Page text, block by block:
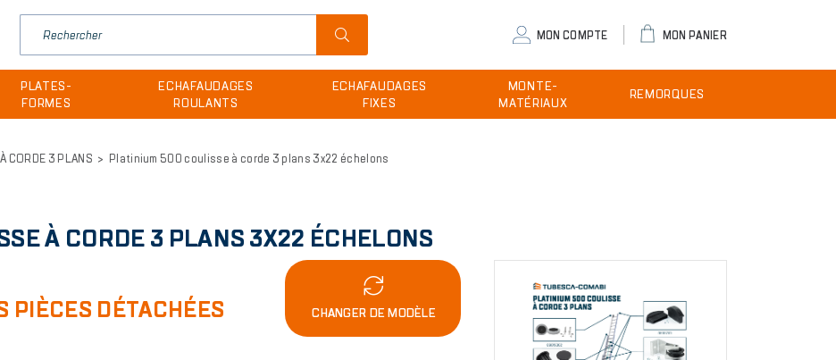
user
menu
MON COMPTE MON PANIER
PLATES-
FORMES
ECHAFAUDAGES
ROULANTS
ECHAFAUDAGES
FIXES
MONTE-
MATÉRIAUX
REMORQUES
CORDE 3 PLANS Platinium 500 coulisse à corde 3 plans 3x22 échelons
À CORDE 3 PLANS 3X22 ÉCHELONS
PIÈCES DÉTACHÉES CHANGER DE MODÈLE